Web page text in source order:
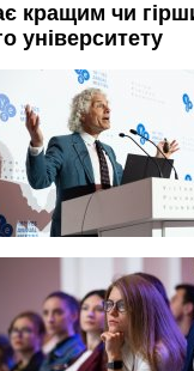
кращим чи
університету